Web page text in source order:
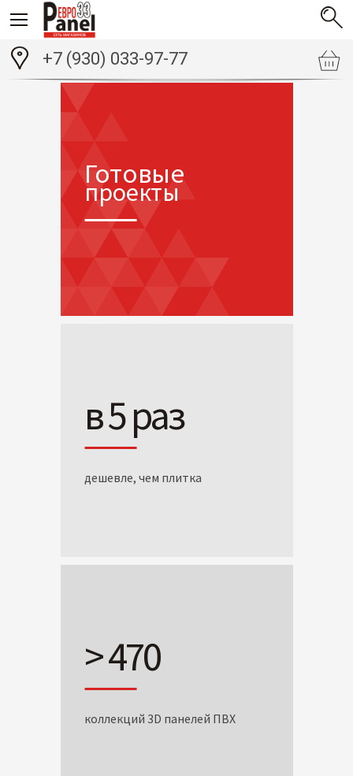
+7 (930) 033-97-77
Готовые
проекты
в 5 раз
дешевле, чем плитка
> 470
коллекций 3D панелей ПВХ